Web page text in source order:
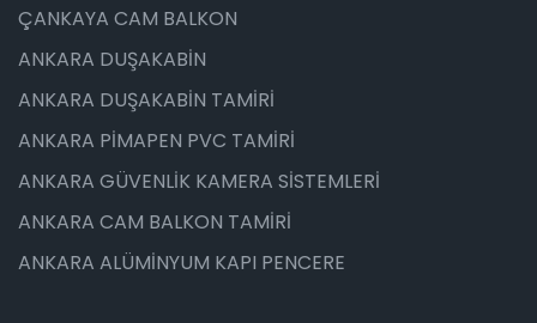
ÇANKAYA CAM BALKON
ANKARA DUŞAKABİN
ANKARA DUŞAKABİN TAMİRİ
ANKARA PİMAPEN PVC TAMİRİ
ANKARA GÜVENLİK KAMERA SİSTEMLERİ
ANKARA CAM BALKON TAMİRİ
ANKARA ALÜMİNYUM KAPI PENCERE